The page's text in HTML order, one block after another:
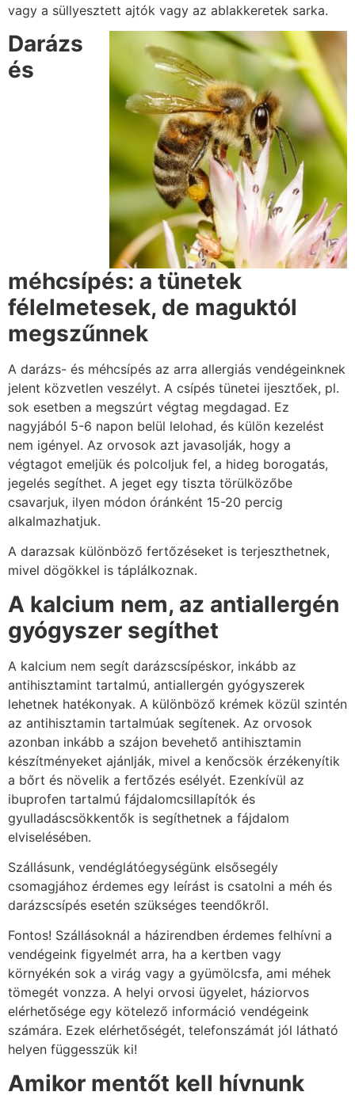
vagy a süllyesztett ajtók vagy az ablakkeretek sarka.
Darázs
és
méhcsípés: a tünetek
félelmetesek, de maguktól
megszűnnek
A darázs- és méhcsípés az arra allergiás vendégeinknek
jelent közvetlen veszélyt. A csípés tünetei ijesztőek, pl.
sok esetben a megszúrt végtag megdagad. Ez
nagyjából 5-6 napon belül lelohad, és külön kezelést
nem igényel. Az orvosok azt javasolják, hogy a
végtagot emeljük és polcoljuk fel, a hideg borogatás,
jegelés segíthet. A jeget egy tiszta törülközőbe
csavarjuk, ilyen módon óránként 15-20 percig
alkalmazhatjuk.
A darazsak különböző fertőzéseket is terjeszthetnek,
mivel dögökkel is táplálkoznak.
A kalcium nem, az antiallergén
gyógyszer segíthet
A kalcium nem segít darázscsípéskor, inkább az
antihisztamint tartalmú, antiallergén gyógyszerek
lehetnek hatékonyak. A különböző krémek közül szintén
az antihisztamin tartalmúak segítenek. Az orvosok
azonban inkább a szájon bevehető antihisztamin
készítményeket ajánlják, mivel a kenőcsök érzékenyítik
a bőrt és növelik a fertőzés esélyét. Ezenkívül az
ibuprofen tartalmú fájdalomcsillapítók és
gyulladáscsökkentők is segíthetnek a fájdalom
elviselésében.
Szállásunk, vendéglátóegységünk elsősegély
csomagjához érdemes egy leírást is csatolni a méh és
darázscsípés esetén szükséges teendőkről.
Fontos! Szállásoknál a házirendben érdemes felhívni a
vendégeink figyelmét arra, ha a kertben vagy
környékén sok a virág vagy a gyümölcsfa, ami méhek
tömegét vonzza. A helyi orvosi ügyelet, háziorvos
elérhetősége egy kötelező információ vendégeink
számára. Ezek elérhetőségét, telefonszámát jól látható
helyen függesszük ki!
Amikor mentőt kell hívnunk